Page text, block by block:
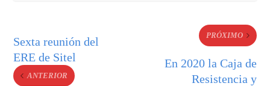
Sexta reunión del
ERE de Sitel
ANTERIOR
PRÓXIMO
En 2020 la Caja de
Resistencia y